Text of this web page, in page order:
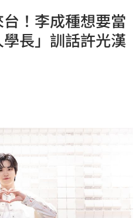
台！李成種想要當
長」訓話許光漢